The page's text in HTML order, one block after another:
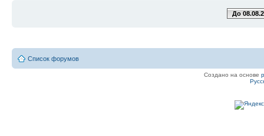
До
Список форумов
Создано на основе